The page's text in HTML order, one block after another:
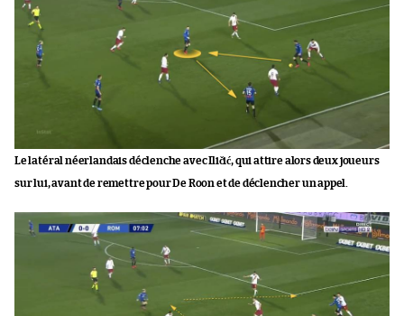
Le latéral néerlandais déclenche avec Iličić, qui attire alors deux joueurs
sur lui, avant de remettre pour De Roon et de déclencher un appel.